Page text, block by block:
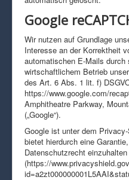
Google
Wir nutzen auf Grundlage
Interesse an der Korrektheit
automatischen E-Mails durch
wirtschaftlichem Betrieb
des Art. 6 Abs. 1 lit. f)
https://www.google.com/
Amphitheatre Parkway,
(„Google“).
Google ist unter dem
bietet hierdurch eine
Datenschutzrecht einzuhalten
(https://